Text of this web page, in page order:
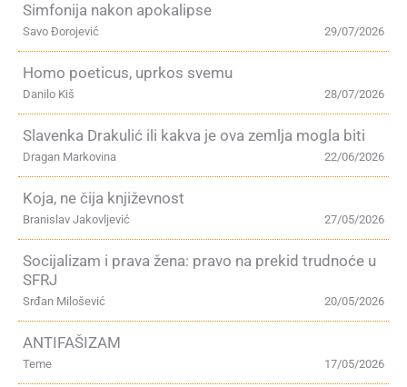
Simfonija nakon apokalipse
29/07/2026
Savo Đorojević
Homo poeticus, uprkos svemu
28/07/2026
Danilo Kiš
Slavenka Drakulić ili kakva je ova zemlja mogla biti
22/06/2026
Dragan Markovina
Koja, ne čija književnost
27/05/2026
Branislav Jakovljević
Socijalizam i prava žena: pravo na prekid trudnoće u
SFRJ
20/05/2026
Srđan Milošević
ANTIFAŠIZAM
17/05/2026
Teme